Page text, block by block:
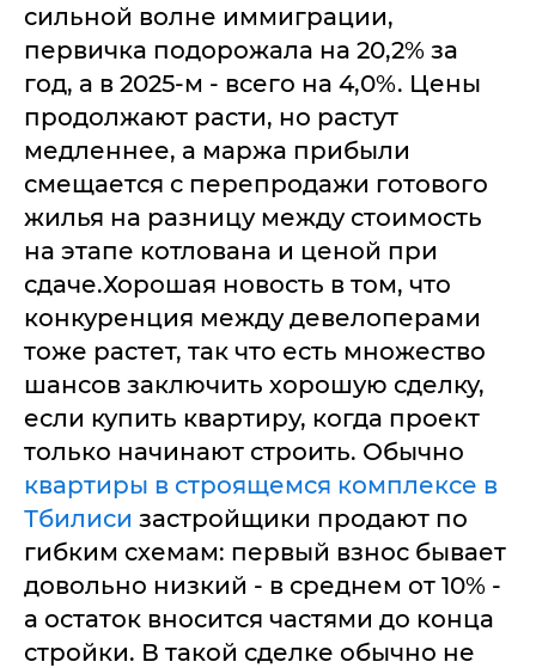
сильной волне иммиграции,
первичка подорожала на 20,2% за
год, а в 2025-м - всего на 4,0%. Цены
продолжают расти, но растут
медленнее, а маржа прибыли
смещается с перепродажи готового
жилья на разницу между стоимость
на этапе котлована и ценой при
сдаче.Хорошая новость в том, что
конкуренция между девелоперами
тоже растет, так что есть множество
шансов заключить хорошую сделку,
если купить квартиру, когда проект
только начинают строить. Обычно
квартиры в строящемся комплексе в
Тбилиси застройщики продают по
гибким схемам: первый взнос бывает
довольно низкий - в среднем от 10% -
а остаток вносится частями до конца
стройки. В такой сделке обычно не